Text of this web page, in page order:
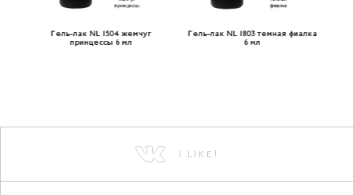
Гель-лак NL 1504 жемчуг
принцессы 6 мл
Гель-лак NL 1803 темная фиалка
6 мл
I LIKE!